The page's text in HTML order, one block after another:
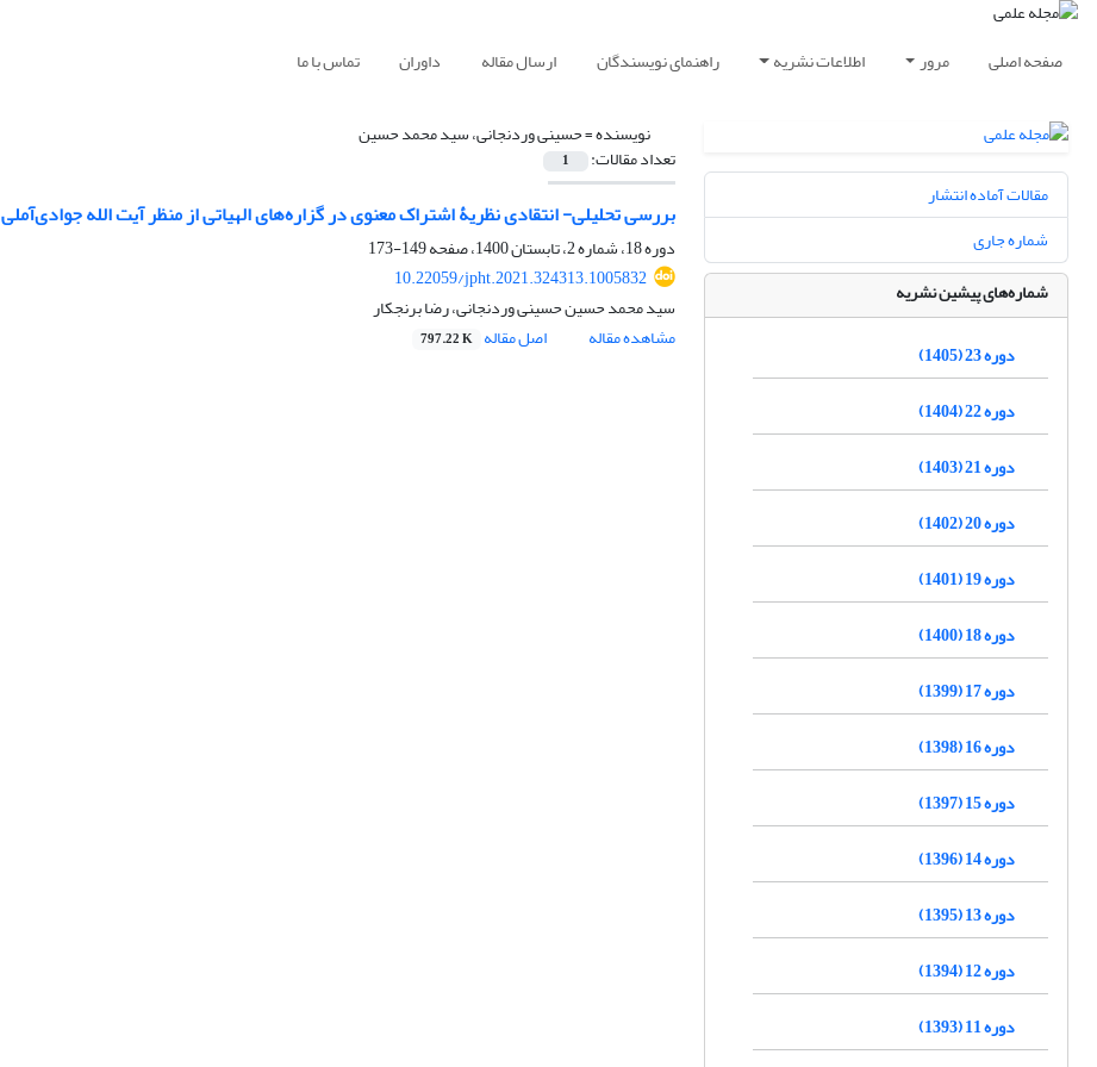
صفحه اصلی مرور اطلاعات نشریه راهنمای نویسندگان ارسال مقاله داوران تماس با ما
نویسنده =حسینی وردنجانی، سید محمد حسین
تعداد مقالات: 1
بررسی تحلیلی- انتقادی نظریۀ اشتراک معنوی در گزاره‌های الهیاتی از منظر آیت الله جوادی‌آملی
دوره 18، شماره 2، تابستان 1400، صفحه
149-173
10.22059/jpht.2021.324313.1005832
سید محمد حسین حسینی وردنجانی، رضا برنجکار
مشاهده مقاله
اصل مقاله 797.22 K
مقالات آماده انتشار
شماره جاری
شماره‌های پیشین نشریه
دوره 23 (1405)
دوره 22 (1404)
دوره 21 (1403)
دوره 20 (1402)
دوره 19 (1401)
دوره 18 (1400)
دوره 17 (1399)
دوره 16 (1398)
دوره 15 (1397)
دوره 14 (1396)
دوره 13 (1395)
دوره 12 (1394)
دوره 11 (1393)